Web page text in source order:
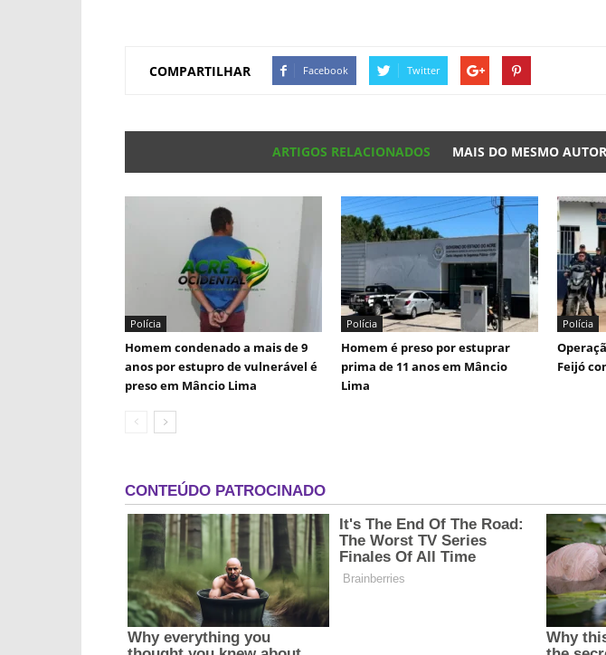
COMPARTILHAR Facebook Twitter
ARTIGOS RELACIONADOS MAIS DO MESMO AUTOR
Polícia
Homem condenado a mais de 9
anos por estupro de vulnerável é
preso em Mâncio Lima
Polícia
Homem é preso por estuprar
prima de 11 anos em Mâncio
Lima
Polícia
Feijó